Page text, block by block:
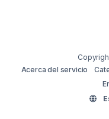
Acerca del servicio